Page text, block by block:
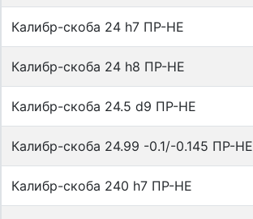
Калибр-скоба 24 h7 ПР-НЕ
Калибр-скоба 24 h8 ПР-НЕ
Калибр-скоба 24.5 d9 ПР-НЕ
Калибр-скоба 24.99 -0.1/-0.145 ПР-НЕ
Калибр-скоба 240 h7 ПР-НЕ